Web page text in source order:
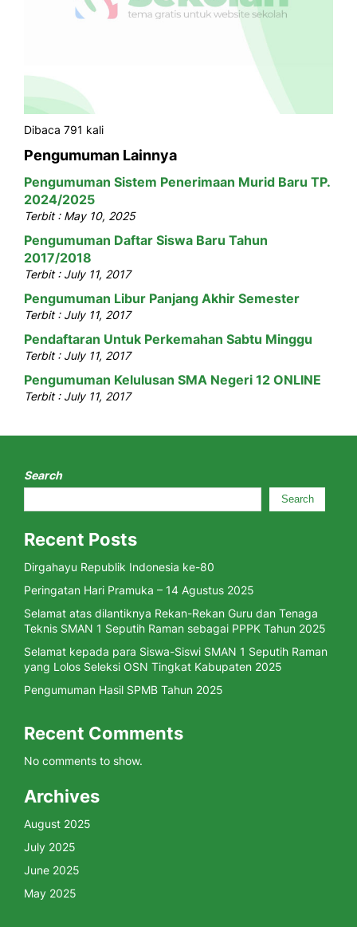
Dibaca 791 kali
Pengumuman Lainnya
Pengumuman Sistem Penerimaan Murid Baru TP.
2024/2025
Terbit : May 10, 2025
Pengumuman Daftar Siswa Baru Tahun
2017/2018
Terbit : July 11, 2017
Pengumuman Libur Panjang Akhir Semester
Terbit : July 11, 2017
Pendaftaran Untuk Perkemahan Sabtu Minggu
Terbit : July 11, 2017
Pengumuman Kelulusan SMA Negeri 12 ONLINE
Terbit : July 11, 2017
Search
Search
Recent Posts
Dirgahayu Republik Indonesia ke-80
Peringatan Hari Pramuka – 14 Agustus 2025
Selamat atas dilantiknya Rekan-Rekan Guru dan Tenaga
Teknis SMAN 1 Seputih Raman sebagai PPPK Tahun 2025
Selamat kepada para Siswa-Siswi SMAN 1 Seputih Raman
yang Lolos Seleksi OSN Tingkat Kabupaten 2025
Pengumuman Hasil SPMB Tahun 2025
Recent Comments
No comments to show.
Archives
August 2025
July 2025
June 2025
May 2025